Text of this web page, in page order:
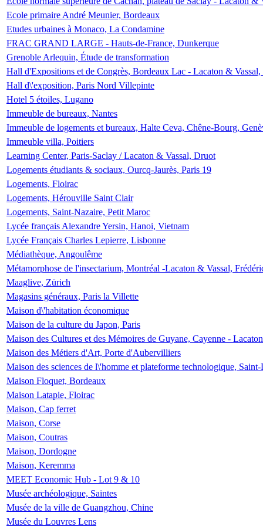
Ecole primaire André Meunier, Bordeaux
Etudes urbaines à Monaco, La Condamine
FRAC GRAND LARGE - Hauts-de-France, Dunkerque
Grenoble Arlequin, Étude de transformation
Hall d'Expositions et de Congrès, Bordeaux Lac - Lacaton &
Hall d\'exposition, Paris Nord Villepinte
Hotel 5 étoiles, Lugano
Immeuble de bureaux, Nantes
Immeuble de logements et bureaux, Halte Ceva, Chêne-Bourg,
Immeuble villa, Poitiers
Learning Center, Paris-Saclay / Lacaton & Vassal, Druot
Logements étudiants & sociaux, Ourcq-Jaurès, Paris 19
Logements, Floirac
Logements, Hérouville Saint Clair
Logements, Saint-Nazaire, Petit Maroc
Lycée français Alexandre Yersin, Hanoi, Vietnam
Lycée Français Charles Lepierre, Lisbonne
Médiathèque, Angoulême
Métamorphose de l'insectarium, Montréal -Lacaton & Vassal,
Maaglive, Zürich
Magasins généraux, Paris la Villette
Maison d\'habitation économique
Maison de la culture du Japon, Paris
Maison des Cultures et des Mémoires de Guyane, Cayenne -
Maison des Métiers d'Art, Porte d'Aubervilliers
Maison des sciences de l\'homme et plateforme technologique,
Maison Floquet, Bordeaux
Maison Latapie, Floirac
Maison, Cap ferret
Maison, Corse
Maison, Coutras
Maison, Dordogne
Maison, Keremma
MEET Economic Hub - Lot 9 & 10
Musée archéologique, Saintes
Musée de la ville de Guangzhou, Chine
Musée du Louvres Lens